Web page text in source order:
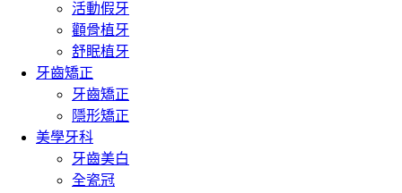
活動假牙
顴骨植牙
舒眠植牙
牙齒矯正
牙齒矯正
隱形矯正
美學牙科
牙齒美白
全瓷冠